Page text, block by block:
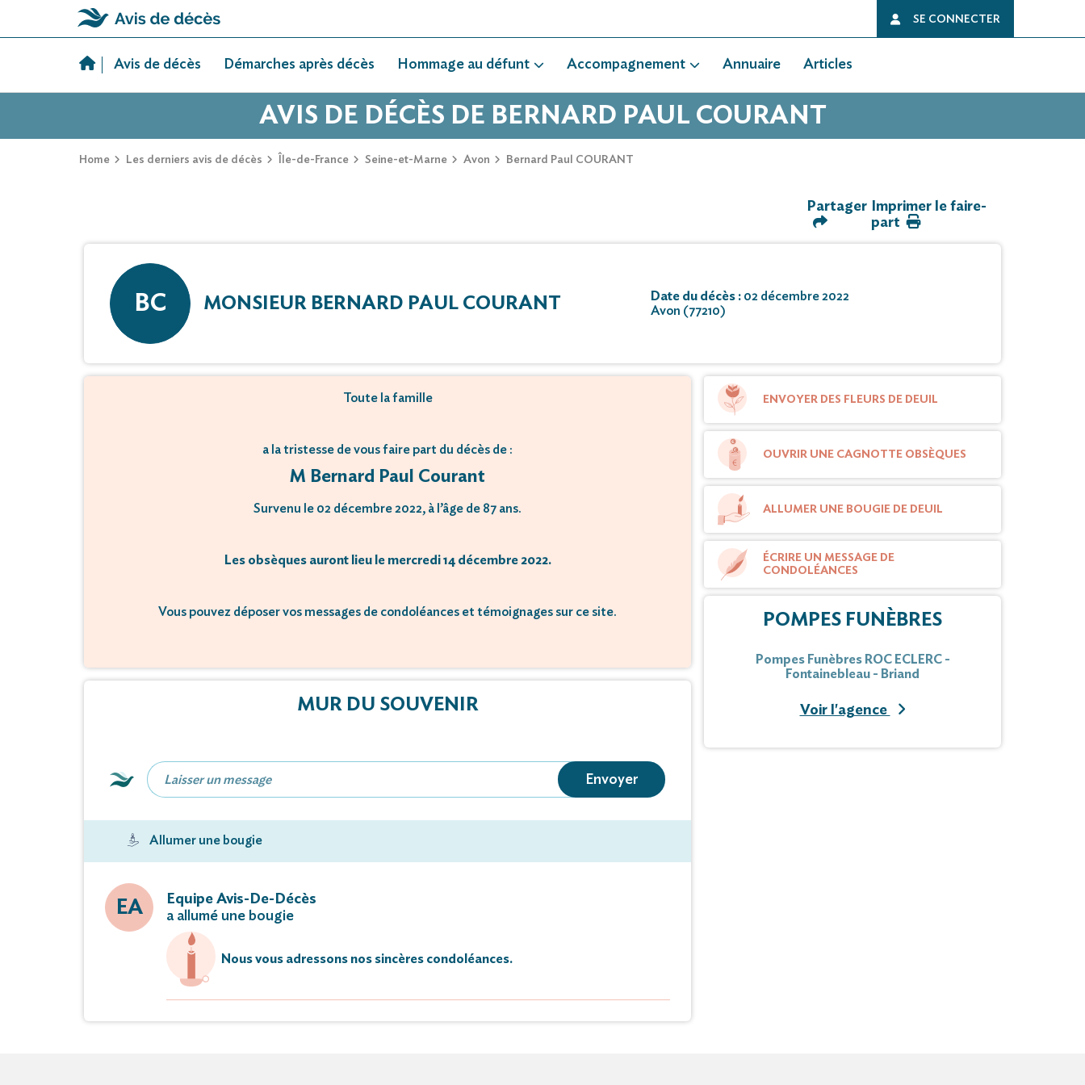
SE CONNECTER
Avis de décès Démarches après décès Hommage au défunt Accompagnement Annuaire Articles
AVIS DE DÉCÈS DE BERNARD PAUL COURANT
Home Les derniers avis de décès Île-de-France Seine-et-Marne Avon Bernard Paul COURANT
Partager
Imprimer le faire-
part
BC MONSIEUR BERNARD PAUL COURANT Date du décès : 02 décembre 2022
Avon (77210)
Toute la famille
a la tristesse de vous faire part du décès de :
M Bernard Paul Courant
Survenu le 02 décembre 2022, à l’âge de 87 ans.
Les obsèques auront lieu le mercredi 14 décembre 2022.
Vous pouvez déposer vos messages de condoléances et témoignages sur ce site.
MUR DU SOUVENIR
Envoyer
Allumer une bougie
EA
Equipe Avis-De-Décès
a allumé une bougie
Nous vous adressons nos sincères condoléances.
ENVOYER DES FLEURS DE DEUIL
OUVRIR UNE CAGNOTTE OBSÈQUES
ALLUMER UNE BOUGIE DE DEUIL
ÉCRIRE UN MESSAGE DE
CONDOLÉANCES
POMPES FUNÈBRES
Pompes Funèbres ROC ECLERC -
Fontainebleau - Briand
Voir l'agence